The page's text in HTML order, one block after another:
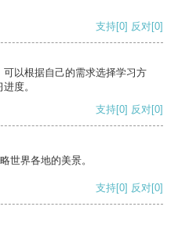
支持[0] 反对[0]
以根据自己的需求选择学习方
度。
支持[0] 反对[0]
世界各地的美景。
支持[0] 反对[0]